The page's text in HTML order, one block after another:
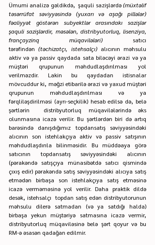
Ümumi analizə gəldikdə,  şaquli sazişlərdə (müxtəlif
təsərrüfat səviyyəsində (yuxarı və aşağı pillələr)
fəaliyyət göstərən subyektlər arasındakı sazişlər
şaquli sazişlərdir, məsələn, distribyutorluq, lisenziya,
françayzinq müqavilələri) satıcı
tərəfindən (təchizatçı, istehsalçı) alıcının məhsulu
aktiv və ya passiv qaydada sata biləcəyi ərazi və ya
müştəri qrupunun məhdudlaşdırılması yol
verilməzdir. Lakin bu qaydadan istisnalar
mövcuddur ki, məğzi etibarilə ərazi və yaxud müştəri
qrupunun məhdudlaşdırılması və ya
fərqliləşdirilməsi (ayrı-seçkilik) hesab edilsə də, belə
şərtlərin  distribyutorluq müqavilələrində əks
olunmasına icazə verilir. Bu şərtlərdən biri də artıq
barəsində danışdığımız topdansatış səviyyəsindəki
alıcının son istehlakçıya aktiv və passiv satışının
məhdudlaşdırıla bilinməsidir. Bu müddəaya görə
satıcının topdansatış səviyyəsindəki alıcının
(pərakəndə satışçıya münasibətdə satıcı qismində
çıxış edir) pərakəndə satış səviyyəsindəki alıcıya satış
etmədən birbaşa son istehlakçıya satış etməsinə
icazə verməməsinə yol verilir. Daha praktik dildə
desək, istehsalçı  topdan satış edən distribyutorunun
məhsulu dilerə satmadan (və ya satdığı halda)
birbaşa yekun müştəriyə satmasına icazə vermir,
distribyutorluq müqaviləsinə belə şərt qoyur və bu
RM-ə əsasən qadağan edilmir.